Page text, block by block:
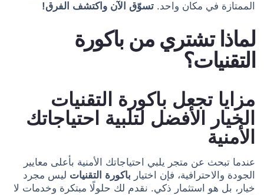
الممتازة في مكان واحد. تسوّق الآن واكتشف الفرق!
لماذا تشتري من باكورة
التقنيات؟
مزايا تجعل باكورة التقنيات
الخيار الأفضل لتلبية احتياجاتك
الأمنية
عندما تبحث عن متجر يلبي احتياجاتك الأمنية بأعلى معايير
الجودة والاحترافية، فإن اختيار باكورة التقنيات ليس مجرد
خيار، بل هو استثمار ذكي. نقدم لك حلولًا مبتكرة وخدمات لا